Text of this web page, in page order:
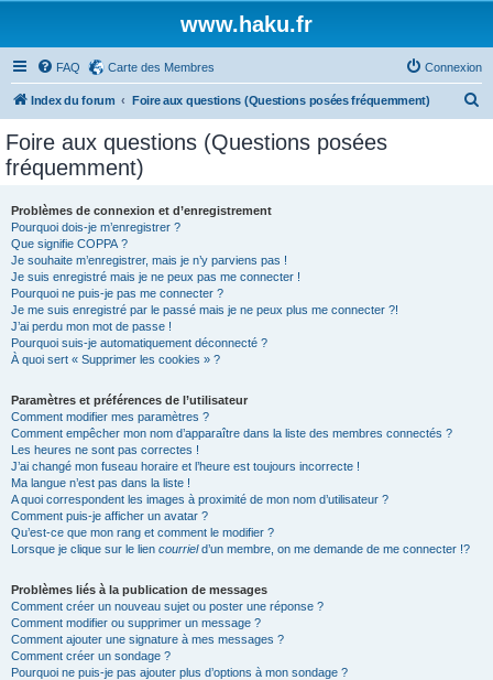
www.haku.fr
FAQ Carte des Membres Connexion
Index du forum Foire aux questions (Questions posées fréquemment)
Foire aux questions (Questions posées
fréquemment)
Problèmes de connexion et d’enregistrement
Pourquoi dois-je m’enregistrer ?
Que signifie COPPA ?
Je souhaite m’enregistrer, mais je n’y parviens pas !
Je suis enregistré mais je ne peux pas me connecter !
Pourquoi ne puis-je pas me connecter ?
Je me suis enregistré par le passé mais je ne peux plus me connecter ?!
J’ai perdu mon mot de passe !
Pourquoi suis-je automatiquement déconnecté ?
À quoi sert « Supprimer les cookies » ?
Paramètres et préférences de l’utilisateur
Comment modifier mes paramètres ?
Comment empêcher mon nom d’apparaître dans la liste des membres connectés ?
Les heures ne sont pas correctes !
J’ai changé mon fuseau horaire et l’heure est toujours incorrecte !
Ma langue n’est pas dans la liste !
A quoi correspondent les images à proximité de mon nom d’utilisateur ?
Comment puis-je afficher un avatar ?
Qu’est-ce que mon rang et comment le modifier ?
Lorsque je clique sur le lien courrield’un membre, on me demande de me connecter !?
Problèmes liés à la publication de messages
Comment créer un nouveau sujet ou poster une réponse ?
Comment modifier ou supprimer un message ?
Comment ajouter une signature à mes messages ?
Comment créer un sondage ?
Pourquoi ne puis-je pas ajouter plus d’options à mon sondage ?